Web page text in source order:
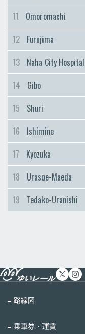
11
Omoromachi
12
Furujima
13
Naha City Hospital
14
Gibo
15
Shuri
16
Ishimine
17
Kyozuka
18
Urasoe-Maeda
19
Tedako-Uranishi
路線図
乗車券・運賃